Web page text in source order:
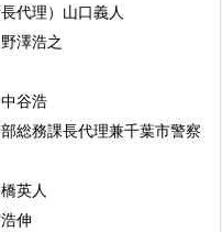
代理）山口義人
澤浩之
谷浩
総務課長代理兼千葉市警察
英人
伸